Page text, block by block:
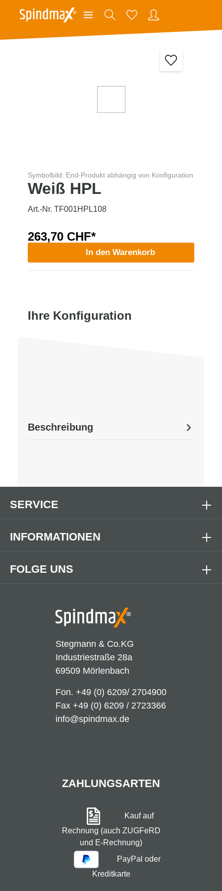
Symbolbild: End-Produkt abhängig von Konfiguration
Weiß HPL
Art.-Nr. TF001HPL108
263,70 CHF*
In den Warenkorb
Ihre Konfiguration
Beschreibung
Stegmann & Co.KG
Industriestraße 28a
69509 Mörlenbach
Fon. +49 (0) 6209/ 2704900
Fax +49 (0) 6209 / 2723366
info@spindmax.de
FOLGE UNS
SERVICE
INFORMATIONEN
ZAHLUNGSARTEN
Kauf auf
Rechnung (auch ZUGFeRD
und E-Rechnung)
PayPal oder
Kreditkarte